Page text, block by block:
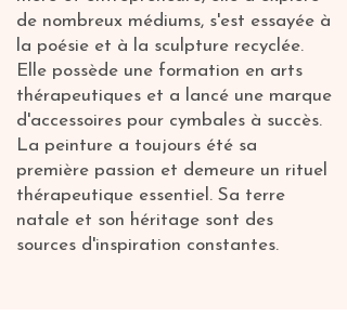
de nombreux médiums, s'est essayée à
la poésie et à la sculpture recyclée.
Elle possède une formation en arts
thérapeutiques et a lancé une marque
d'accessoires pour cymbales à succès.
La peinture a toujours été sa
première passion et demeure un rituel
thérapeutique essentiel. Sa terre
natale et son héritage sont des
sources d'inspiration constantes.